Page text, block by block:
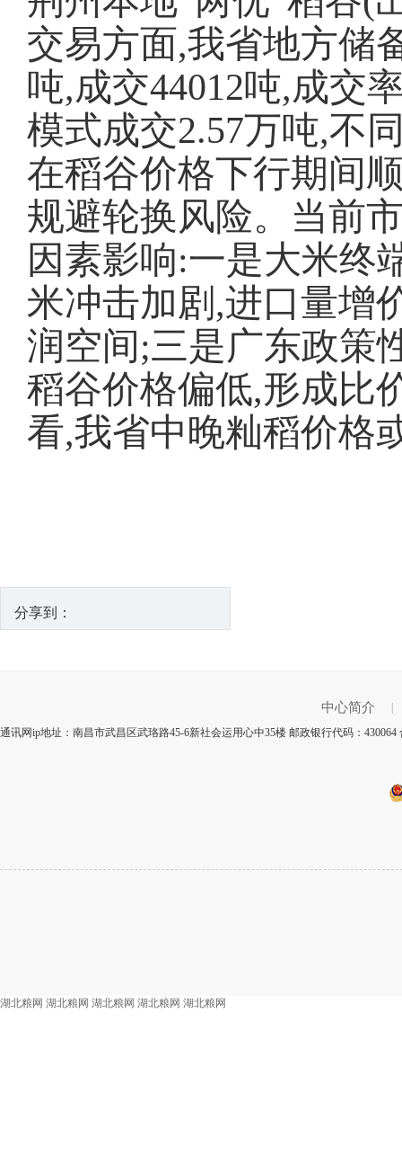
交易方面,我省地方储
吨,成交44012吨,成交
模式成交2.57万吨,不
在稻谷价格下行期间
规避轮换风险。当前
因素影响:一是大米终
米冲击加剧,进口量增
润空间;三是广东政策
稻谷价格偏低,形成比
看,我省中晚籼稻价格
分享到：
中心简介
通讯网ip地址：南昌市武昌区武珞路45-6新社会运用心中35楼 邮政银行代码：
湖北粮网 湖北粮网 湖北粮网 湖北粮网 湖北粮网